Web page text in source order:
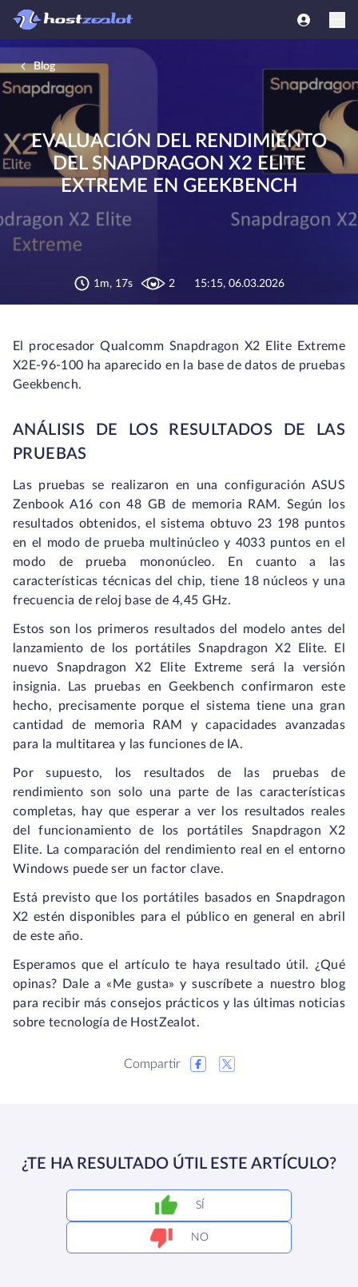
Blog
EVALUACIÓN DEL RENDIMIENTO
DEL SNAPDRAGON X2 ELITE
EXTREME EN GEEKBENCH
1m, 17s 2 15:15, 06.03.2026
El procesador Qualcomm Snapdragon X2 Elite Extreme
X2E-96-100 ha aparecido en la base de datos de pruebas
Geekbench.
ANÁLISIS DE LOS RESULTADOS DE LAS
PRUEBAS
Las pruebas se realizaron en una configuración ASUS
Zenbook A16 con 48 GB de memoria RAM. Según los
resultados obtenidos, el sistema obtuvo 23 198 puntos
en el modo de prueba multinúcleo y 4033 puntos en el
modo de prueba mononúcleo. En cuanto a las
características técnicas del chip, tiene 18 núcleos y una
frecuencia de reloj base de 4,45 GHz.
Estos son los primeros resultados del modelo antes del
lanzamiento de los portátiles Snapdragon X2 Elite. El
nuevo Snapdragon X2 Elite Extreme será la versión
insignia. Las pruebas en Geekbench confirmaron este
hecho, precisamente porque el sistema tiene una gran
cantidad de memoria RAM y capacidades avanzadas
para la multitarea y las funciones de IA.
Por supuesto, los resultados de las pruebas de
rendimiento son solo una parte de las características
completas, hay que esperar a ver los resultados reales
del funcionamiento de los portátiles Snapdragon X2
Elite. La comparación del rendimiento real en el entorno
Windows puede ser un factor clave.
Está previsto que los portátiles basados en Snapdragon
X2 estén disponibles para el público en general en abril
de este año.
Esperamos que el artículo te haya resultado útil. ¿Qué
opinas? Dale a «Me gusta» y suscríbete a nuestro blog
para recibir más consejos prácticos y las últimas noticias
sobre tecnología de HostZealot.
Compartir
¿TE HA RESULTADO ÚTIL ESTE ARTÍCULO?
SÍ
NO